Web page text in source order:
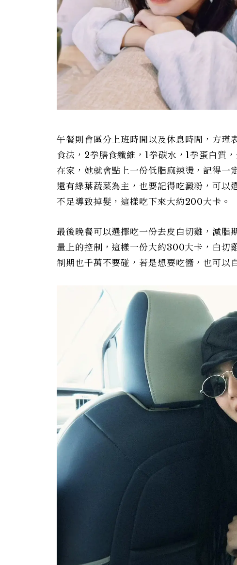
午餐則會區分上班時間以及休息時間，方瑾
食法，2拳膳食纖維，1拳碳水，1拳蛋白質
在家，她就會點上一份低脂麻辣燙，記得一
還有綠葉蔬菜為主，也要記得吃澱粉，可以
不足導致掉髮，這樣吃下來大約200大卡。
最後晚餐可以選擇吃一份去皮白切雞，減脂
量上的控制，這樣一份大約300大卡，白切
制期也千萬不要碰，若是想要吃醬，也可以